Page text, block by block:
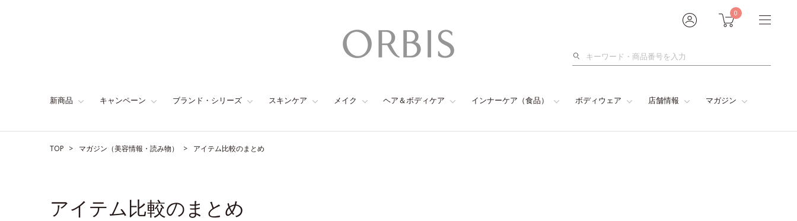
0
検
新商品 キャンペーン ブランド・シリーズ スキンケア メイク ヘア＆ボディケア インナーケア（食品） ボディウェア 店舗情報 マガジン
TOP マガジン（美容情報・読み物） アイテム比較のまとめ
アイテム比較のまとめ